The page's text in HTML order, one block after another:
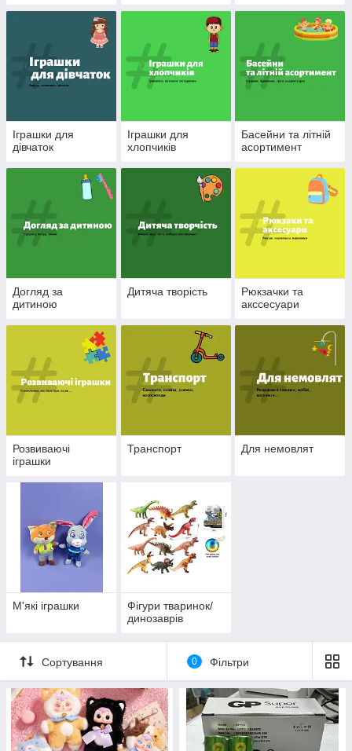
Іграшки для
дівчаток
Іграшки для
хлопчиків
Басейни та літній
асортимент
Догляд за
дитиною
Дитяча творість
Рюкзачки та
акссесуари
Розвиваючі
іграшки
Транспорт Для немовлят
М'які іграшки
Фігури тваринок/
динозаврів
Сортування 0 Фільтри